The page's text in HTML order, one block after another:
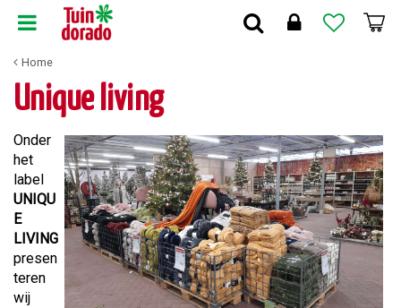
Home
Unique living
Onder
het
label
UNIQU
E
LIVING
presen
teren
wij